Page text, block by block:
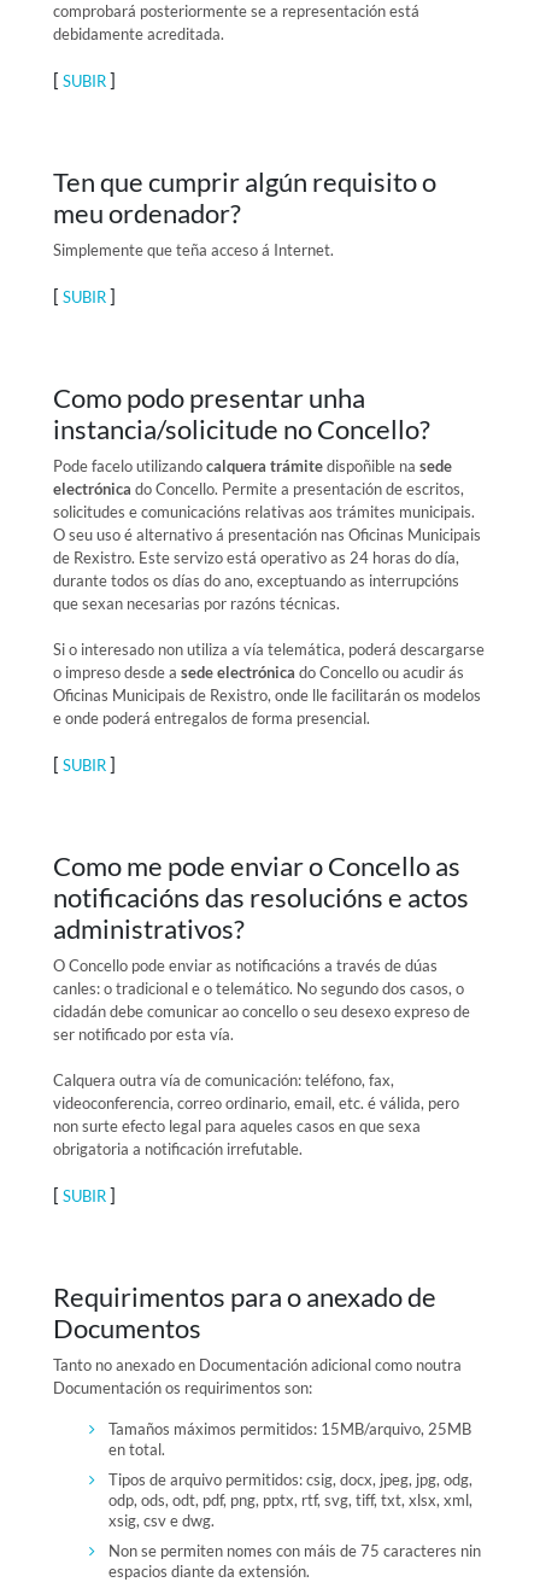
comprobará posteriormente se a representación está
debidamente acreditada.
[ SUBIR]
Ten que cumprir algún requisito o
meu ordenador?
Simplemente que teña acceso á Internet.
[ SUBIR]
Como podo presentar unha
instancia/solicitude no Concello?
Pode facelo utilizandocalquera trámitedispoñible na sede
electrónica do Concello. Permite a presentación de escritos,
solicitudes e comunicacións relativas aos trámites municipais.
O seu uso é alternativo á presentación nas Oficinas Municipais
de Rexistro. Este servizo está operativo as 24 horas do día,
durante todos os días do ano, exceptuando as interrupcións
que sexan necesarias por razóns técnicas.
Si o interesado non utiliza a vía telemática, poderá descargarse
o impreso desde a sede electrónica do Concello ou acudir ás
Oficinas Municipais de Rexistro, onde lle facilitarán os modelos
e onde poderá entregalos de forma presencial.
[ SUBIR]
Como me pode enviar o Concello as
notificacións das resolucións e actos
administrativos?
O Concello pode enviar as notificacións a través de dúas
canles: o tradicional e o telemático. No segundo dos casos, o
cidadán debe comunicar ao concello o seu desexo expreso de
ser notificado por esta vía.
Calquera outra vía de comunicación: teléfono, fax,
videoconferencia, correo ordinario, email, etc. é válida, pero
non surte efecto legal para aqueles casos en que sexa
obrigatoria a notificación irrefutable.
[ SUBIR]
Requirimentos para o anexado de
Documentos
Tanto no anexado en Documentación adicional como noutra
Documentación os requirimentos son:
Tamaños máximos permitidos: 15MB/arquivo, 25MB
en total.
Tipos de arquivo permitidos: csig, docx, jpeg, jpg, odg,
odp, ods, odt, pdf, png, pptx, rtf, svg, tiff, txt, xlsx, xml,
xsig, csv e dwg.
Non se permiten nomes con máis de 75 caracteres nin
espacios diante da extensión.